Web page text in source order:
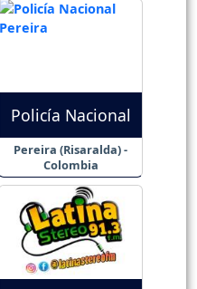
Policía Nacional
Pereira (Risaralda) -
Colombia